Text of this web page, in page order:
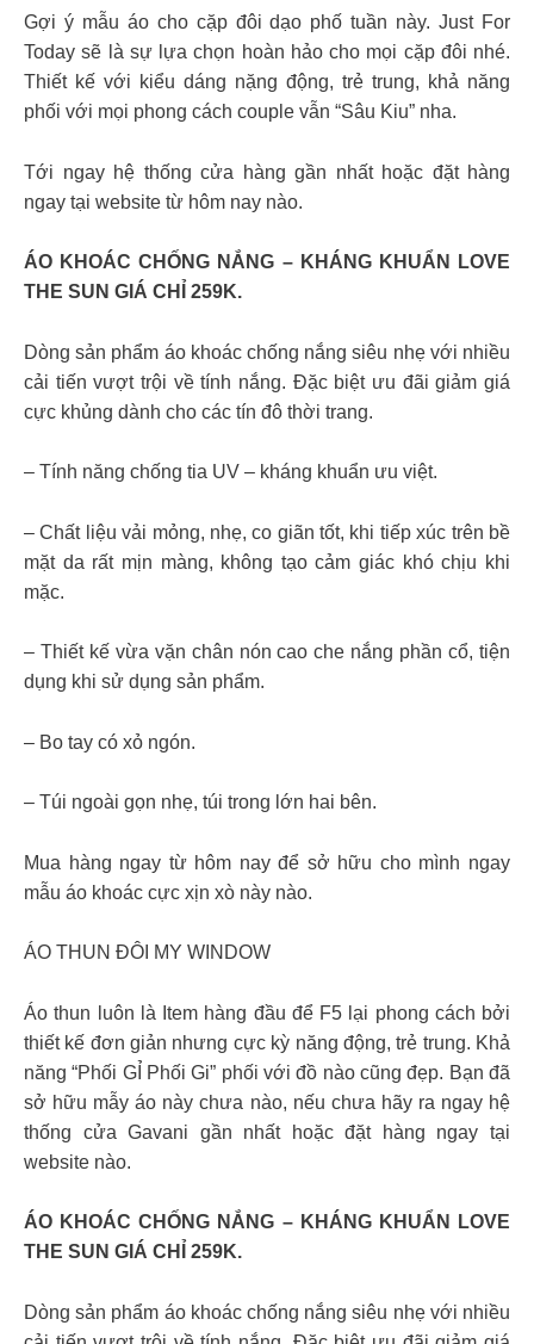
Gợi ý mẫu áo cho cặp đôi dạo phố tuần này. Just For
Today sẽ là sự lựa chọn hoàn hảo cho mọi cặp đôi nhé.
Thiết kế với kiểu dáng nặng động, trẻ trung, khả năng
phối với mọi phong cách couple vẫn “Sâu Kiu” nha.
Tới ngay hệ thống cửa hàng gần nhất hoặc đặt hàng
ngay tại website từ hôm nay nào.
ÁO KHOÁC CHỐNG NẮNG – KHÁNG KHUẨN LOVE
THE SUN GIÁ CHỈ 259K.
Dòng sản phẩm áo khoác chống nắng siêu nhẹ với nhiều
cải tiến vượt trội về tính nắng. Đặc biệt ưu đãi giảm giá
cực khủng dành cho các tín đô thời trang.
– Tính năng chống tia UV – kháng khuẩn ưu việt.
– Chất liệu vải mỏng, nhẹ, co giãn tốt, khi tiếp xúc trên bề
mặt da rất mịn màng, không tạo cảm giác khó chịu khi
mặc.
– Thiết kế vừa vặn chân nón cao che nắng phần cổ, tiện
dụng khi sử dụng sản phẩm.
– Bo tay có xỏ ngón.
– Túi ngoài gọn nhẹ, túi trong lớn hai bên.
Mua hàng ngay từ hôm nay để sở hữu cho mình ngay
mẫu áo khoác cực xịn xò này nào.
ÁO THUN ĐÔI MY WINDOW
Áo thun luôn là Item hàng đầu để F5 lại phong cách bởi
thiết kế đơn giản nhưng cực kỳ năng động, trẻ trung. Khả
năng “Phối GỈ Phối Gi” phối với đồ nào cũng đẹp. Bạn đã
sở hữu mẫy áo này chưa nào, nếu chưa hãy ra ngay hệ
thống cửa Gavani gần nhất hoặc đặt hàng ngay tại
website nào.
ÁO KHOÁC CHỐNG NẮNG – KHÁNG KHUẨN LOVE
THE SUN GIÁ CHỈ 259K.
Dòng sản phẩm áo khoác chống nắng siêu nhẹ với nhiều